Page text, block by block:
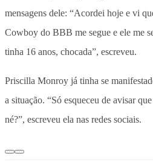
mensagens dele: “Acordei hoje e vi
Cowboy do BBB me segue e ele me
tinha 16 anos, chocada”, escreveu.
Priscilla Monroy já tinha se
a situação. “Só esqueceu de avisar
né?”, escreveu ela nas redes sociais.